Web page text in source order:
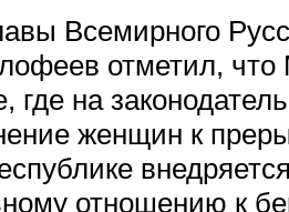
Всемирного
отметил,
где на
женщин к
отношению к